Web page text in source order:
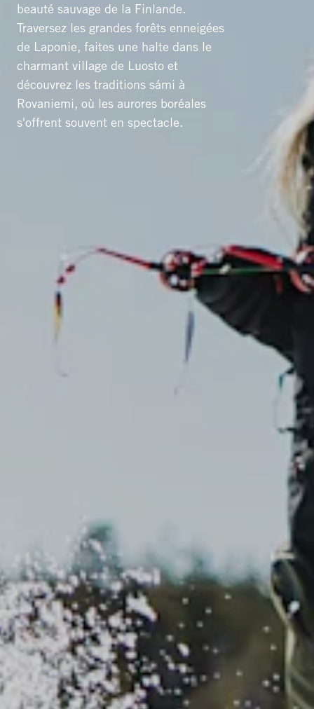
beauté sauvage de la Finlande.
Traversez les grandes forêts enneigées
de Laponie, faites une halte dans le
charmant village de Luosto et
découvrez les traditions sámi à
Rovaniemi, où les aurores boréales
s'offrent souvent en spectacle.